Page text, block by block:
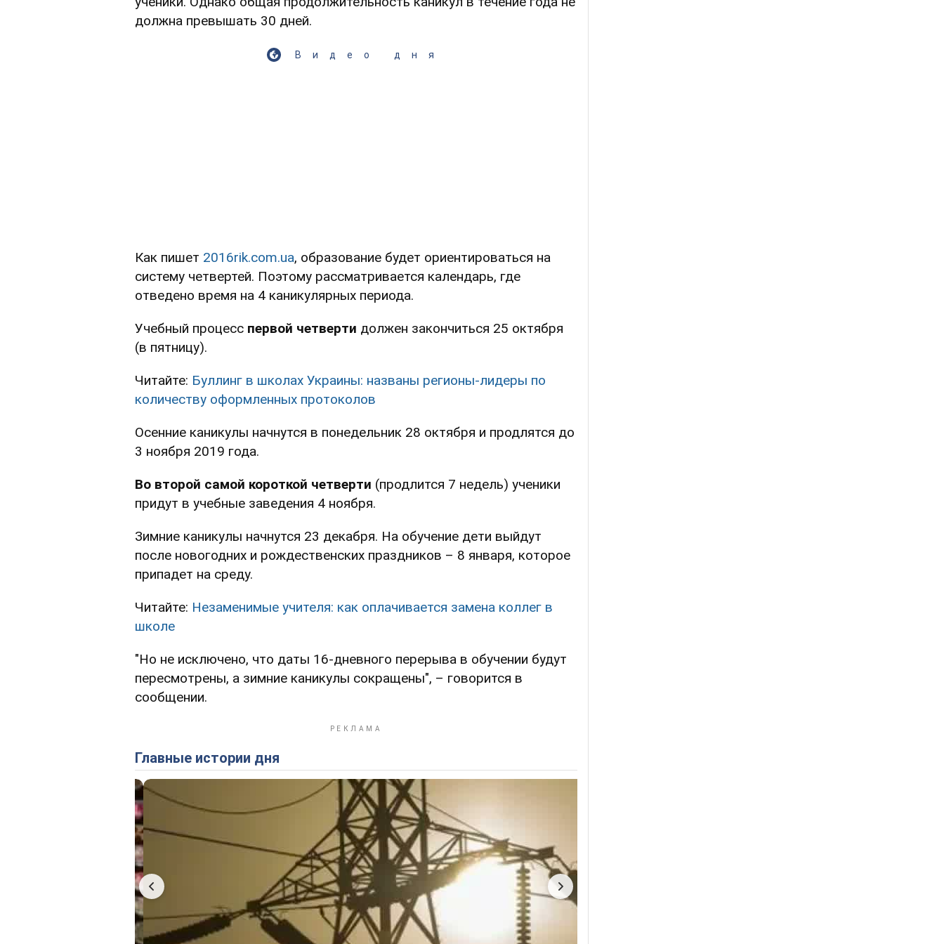
должна превышать 30 дней.
Видео дня
Как пишет 2016rik.com.ua, образование будет ориентироваться на
систему четвертей. Поэтому рассматривается календарь, где
отведено время на 4 каникулярных периода.
Учебный процесс первой четверти должен закончиться 25 октября
(в пятницу).
Читайте: Буллинг в школах Украины: названы регионы-лидеры по
количеству оформленных протоколов
Осенние каникулы начнутся в понедельник 28 октября и продлятся до
3 ноября 2019 года.
Во второй самой короткой четверти (продлится 7 недель) ученики
придут в учебные заведения 4 ноября.
Зимние каникулы начнутся 23 декабря. На обучение дети выйдут
после новогодних и рождественских праздников – 8 января, которое
припадет на среду.
Читайте: Незаменимые учителя: как оплачивается замена коллег в
школе
"Но не исключено, что даты 16-дневного перерыва в обучении будут
пересмотрены, а зимние каникулы сокращены", – говорится в
сообщении.
Главные истории дня